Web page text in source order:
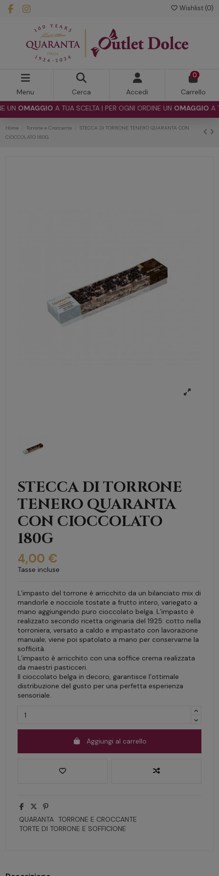
Wishlist (0)
Menu Cerca Accedi
0
Carrello
OMAGGIOA TUA SCELTA | PER OGNI ORDINE UNOMAGGIOA
Home Torrone e Croccante
STECCA DI TORRONE TENERO QUARANTA CON
CIOCCOLATO 180G
STECCA DI TORRONE
TENERO QUARANTA
CON CIOCCOLATO
180G
4,00 €
Tasse incluse
L’impasto del torrone è arricchito da un bilanciato mix di
mandorle e nocciole tostate a frutto intero, variegato a
mano aggiungendo puro cioccolato belga. L’impasto è
realizzato secondo ricetta originaria del 1925: cotto nella
torroniera, versato a caldo e impastato con lavorazione
manuale; viene poi spatolato a mano per conservarne la
sofficità.
L’impasto è arricchito con una soffice crema realizzata
da maestri pasticceri.
Il cioccolato belga in decoro, garantisce l’ottimale
distribuzione del gusto per una perfetta esperienza
sensoriale.
Aggiungi al carrello
QUARANTA TORRONE E CROCCANTE
TORTE DI TORRONE E SOFFICIONE